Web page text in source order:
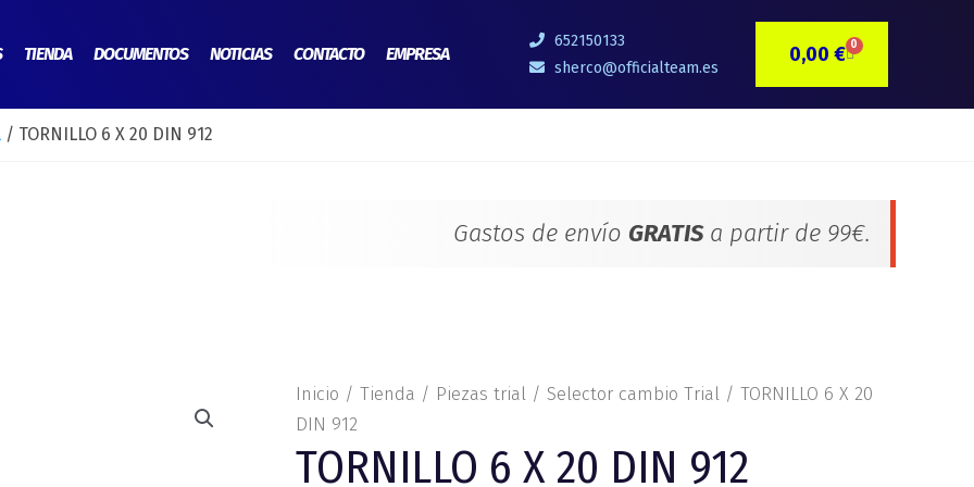
TIENDA DOCUMENTOS NOTICIAS CONTACTO EMPRESA
652150133
sherco@officialteam.es
0,00 € 0CARRITO
/ TORNILLO 6 X 20 DIN 912
Gastos de envío GRATISa partir de 99€.
Inicio / Tienda / Piezas trial / Selector cambio Trial / TORNILLO 6 X 20
DIN 912
TORNILLO 6 X 20 DIN 912
TORNILLO
6
X